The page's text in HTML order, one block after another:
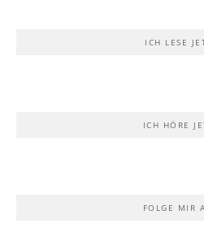
ICH LESE
ICH HÖRE
FOLGE MIR